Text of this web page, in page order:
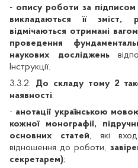
- опису роботи за підписом
викладаються її зміст,
відмічаються отримані
проведення
наукових досліджень
Інструкції.
3.3.2. До складу тому 2
наявності:
- анотації українською
кожної монографії,
основних статей, які
відношення до роботи,
секретарем);